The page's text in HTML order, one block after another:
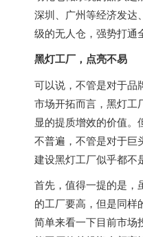
深圳、广州等经济发达
级的无人仓，强势打通
黑灯工厂，点亮不易
可以说，不管是对于品
市场开拓而言，黑灯工
显的提质增效的价值
不普遍，不管是对于巨
建设黑灯工厂似乎都不
首先，值得一提的是，
的工厂要高，但是同样
简单来看一下目前市场